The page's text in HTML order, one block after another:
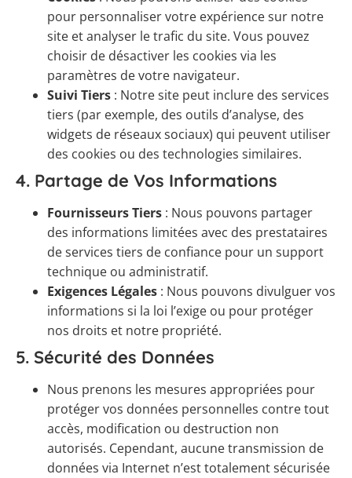
pour personnaliser votre expérience sur notre
site et analyser le trafic du site. Vous pouvez
choisir de désactiver les cookies via les
paramètres de votre navigateur.
Suivi Tiers : Notre site peut inclure des services
tiers (par exemple, des outils d’analyse, des
widgets de réseaux sociaux) qui peuvent utiliser
des cookies ou des technologies similaires.
4. Partage de Vos Informations
Fournisseurs Tiers : Nous pouvons partager
des informations limitées avec des prestataires
de services tiers de confiance pour un support
technique ou administratif.
Exigences Légales : Nous pouvons divulguer vos
informations si la loi l’exige ou pour protéger
nos droits et notre propriété.
5. Sécurité des Données
Nous prenons les mesures appropriées pour
protéger vos données personnelles contre tout
accès, modification ou destruction non
autorisés. Cependant, aucune transmission de
données via Internet n’est totalement sécurisée